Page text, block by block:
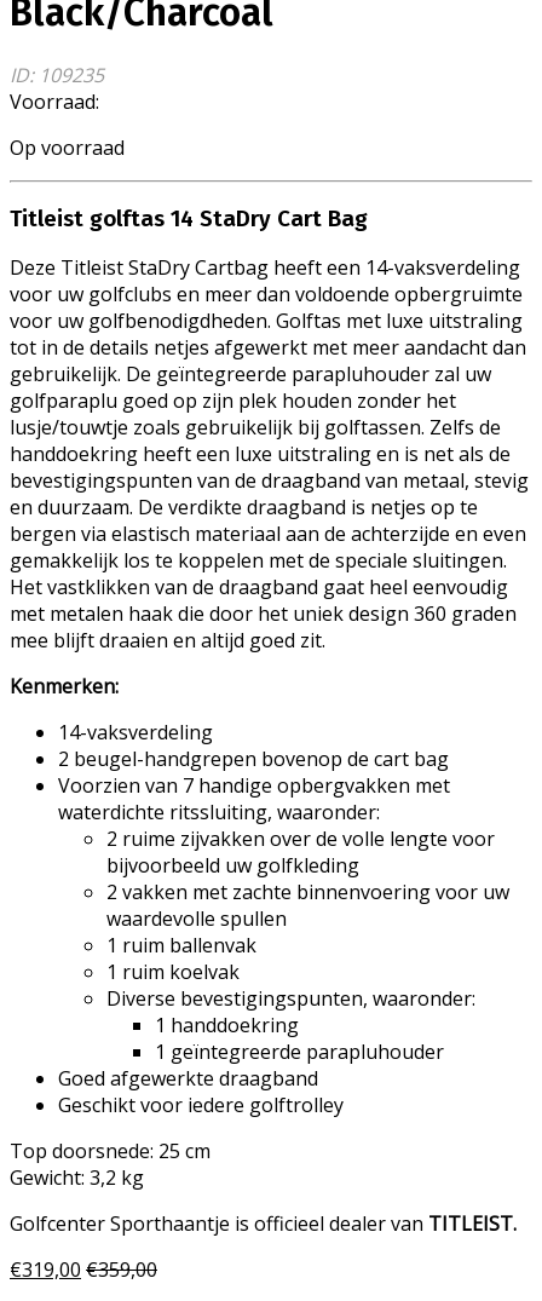
Black/Charcoal
ID: 109235
Voorraad:
Op voorraad
Titleist golftas 14 StaDry Cart Bag
Deze Titleist StaDry Cartbag heeft een 14-vaksverdeling
voor uw golfclubs en meer dan voldoende opbergruimte
voor uw golfbenodigdheden. Golftas met luxe uitstraling
tot in de details netjes afgewerkt met meer aandacht dan
gebruikelijk. De geïntegreerde parapluhouder zal uw
golfparaplu goed op zijn plek houden zonder het
lusje/touwtje zoals gebruikelijk bij golftassen. Zelfs de
handdoekring heeft een luxe uitstraling en is net als de
bevestigingspunten van de draagband van metaal, stevig
en duurzaam. De verdikte draagband is netjes op te
bergen via elastisch materiaal aan de achterzijde en even
gemakkelijk los te koppelen met de speciale sluitingen.
Het vastklikken van de draagband gaat heel eenvoudig
met metalen haak die door het uniek design 360 graden
mee blijft draaien en altijd goed zit.
Kenmerken:
14-vaksverdeling
2 beugel-handgrepen bovenop de cart bag
Voorzien van 7 handige opbergvakken met
waterdichte ritssluiting, waaronder:
2 ruime zijvakken over de volle lengte voor
bijvoorbeeld uw golfkleding
2 vakken met zachte binnenvoering voor uw
waardevolle spullen
1 ruim ballenvak
1 ruim koelvak
Diverse bevestigingspunten, waaronder:
1 handdoekring
1 geïntegreerde parapluhouder
Goed afgewerkte draagband
Geschikt voor iedere golftrolley
Top doorsnede: 25 cm
Gewicht: 3,2 kg
Golfcenter Sporthaantje is officieel dealer van TITLEIST.
€319,00 €359,00